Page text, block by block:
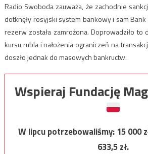
Radio Swoboda zauważa, że zachodnie
dotknęły rosyjski system bankowy i sam
rezerw została zamrożona. Doprowadziło to
kursu rubla i nałożenia ograniczeń na
doszło jednak do masowych bankructw.
Wspieraj Fundację
W lipcu potrzebowaliśmy:15 000
633,5zł.